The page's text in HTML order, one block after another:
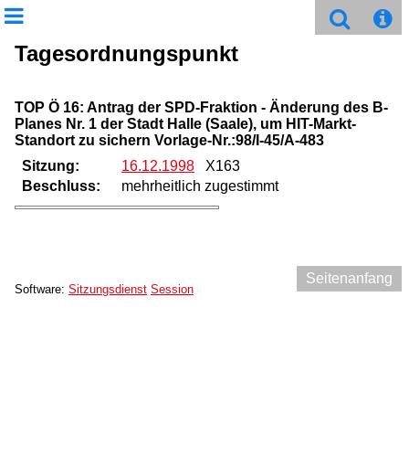
Tagesordnungspunkt
TOP Ö 16: Antrag der SPD-Fraktion - Änderung des B-
Planes Nr. 1 der Stadt Halle (Saale), um HIT-Markt-
Standort zu sichern Vorlage-Nr.:98/I-45/A-483
Sitzung:
16.12.1998 X163
Beschluss:
mehrheitlich zugestimmt
Seitenanfang
Software: Sitzungsdienst Session